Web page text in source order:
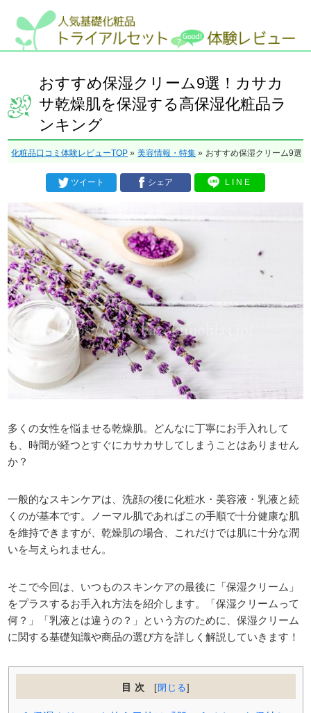
おすすめ保湿クリーム9選！カサカ
サ乾燥肌を保湿する高保湿化粧品ラ
ンキング
化粧品口コミ体験レビューTOP » 美容情報・特集 » おすすめ保湿クリーム9選
ツイート シェア LINE
多くの女性を悩ませる乾燥肌。どんなに丁寧にお手入れして
も、時間が経つとすぐにカサカサしてしまうことはありません
か？
一般的なスキンケアは、洗顔の後に化粧水・美容液・乳液と続
くのが基本です。ノーマル肌であればこの手順で十分健康な肌
を維持できますが、乾燥肌の場合、これだけでは肌に十分な潤
いを与えられません。
そこで今回は、いつものスキンケアの最後に「保湿クリーム」
をプラスするお手入れ方法を紹介します。「保湿クリームって
何？」「乳液とは違うの？」という方のために、保湿クリーム
に関する基礎知識や商品の選び方を詳しく解説していきます！
目次 [閉じる]